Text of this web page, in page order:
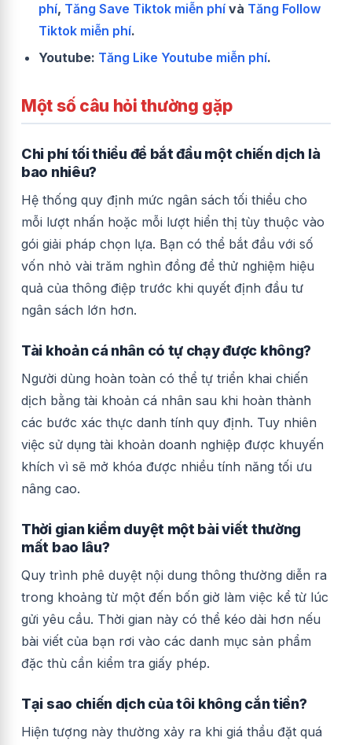
phí, Tăng Save Tiktok miễn phí và Tăng Follow
Tiktok miễn phí.
Youtube: Tăng Like Youtube miễn phí.
Một số câu hỏi thường gặp
Chi phí tối thiểu để bắt đầu một chiến dịch là
bao nhiêu?
Hệ thống quy định mức ngân sách tối thiểu cho
mỗi lượt nhấn hoặc mỗi lượt hiển thị tùy thuộc vào
gói giải pháp chọn lựa. Bạn có thể bắt đầu với số
vốn nhỏ vài trăm nghìn đồng để thử nghiệm hiệu
quả của thông điệp trước khi quyết định đầu tư
ngân sách lớn hơn.
Tài khoản cá nhân có tự chạy được không?
Người dùng hoàn toàn có thể tự triển khai chiến
dịch bằng tài khoản cá nhân sau khi hoàn thành
các bước xác thực danh tính quy định. Tuy nhiên
việc sử dụng tài khoản doanh nghiệp được khuyến
khích vì sẽ mở khóa được nhiều tính năng tối ưu
nâng cao.
Thời gian kiểm duyệt một bài viết thường
mất bao lâu?
Quy trình phê duyệt nội dung thông thường diễn ra
trong khoảng từ một đến bốn giờ làm việc kể từ lúc
gửi yêu cầu. Thời gian này có thể kéo dài hơn nếu
bài viết của bạn rơi vào các danh mục sản phẩm
đặc thù cần kiểm tra giấy phép.
Tại sao chiến dịch của tôi không cắn tiền?
Hiện tượng này thường xảy ra khi giá thầu đặt quá